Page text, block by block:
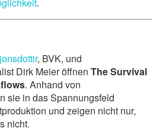
, BVK, und
Dirk Meier öffnen The Survival
. Anhand von
sie in das Spannungsfeld
und zeigen nicht nur,
nicht.